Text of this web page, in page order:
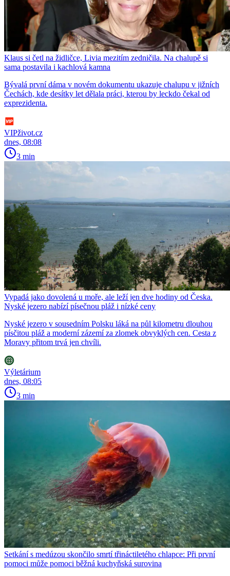
Klaus si četl na židličce, Livia mezitím zedničila. Na chalupě si
sama postavila i kachlová kamna
Bývalá první dáma v novém dokumentu ukazuje chalupu v jižních
Čechách, kde desítky let dělala práci, kterou by leckdo čekal od
exprezidenta.
VIPživot.cz
dnes, 08:08
3 min
Vypadá jako dovolená u moře, ale leží jen dve hodiny od Česka.
Nyské jezero nabízí písečnou pláž i nízké ceny
Nyské jezero v sousedním Polsku láká na půl kilometru dlouhou
písčitou pláž a moderní zázemí za zlomek obvyklých cen. Cesta z
Moravy přitom trvá jen chvíli.
Výletárium
dnes, 08:05
3 min
Setkání s medúzou skončilo smrtí třináctiletého chlapce: Při první
pomoci může pomoci běžná kuchyňská surovina